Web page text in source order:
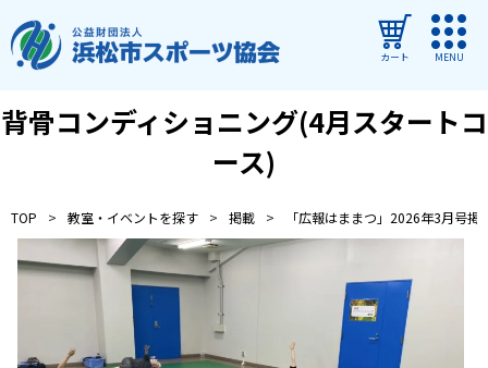
カート MENU
ログイン
教室・イベントを探す
ご利用ガイド
よくある質問
協会について
管理施設
背骨コンディショニング(4月スタートコ
ース)
TOP 教室・イベントを探す 掲載 「広報はままつ」2026年3月号掲